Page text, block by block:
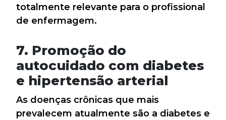
totalmente relevante para o profissional
de enfermagem.
7. Promoção do
autocuidado com diabetes
e hipertensão arterial
As doenças crônicas que mais
prevalecem atualmente são a diabetes e